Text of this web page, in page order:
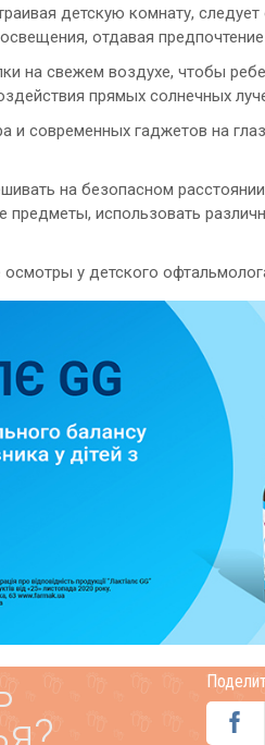
детскую комнату,
отдавая
на свежем воздухе, чтобы
прямых солнечных
и современных гаджетов на
на безопасном
использовать
у детского